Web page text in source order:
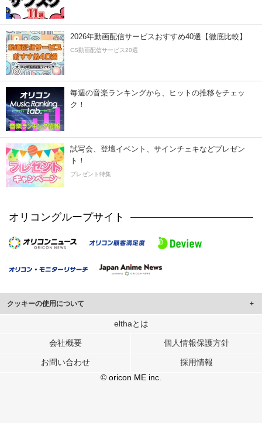
2026年動画配信サービスおすすめ40選【徹底比較】
CS動画配信サービス20選
毎週の音楽ランキングから、ヒットの推移をチェッ
ク！
試写会、登壇イベント、サインチェキなどプレゼン
ト！
プレゼント特集
オリコングループサイト
クッキーの使用について
このサイトでは Cookie を使用して、ユーザーに合わせたコンテンツや広告の
行っています。
メディアや広告配信、データ解析の各パートナーに提供しています。
各パートナーは、この情報とユーザーが各パートナーに提供した他の情報や、
ユーザーが各パートナーのサービスを使用したときに収集した他の情報を組み
elthaとは
会社概要 個人情報保護方針
お問い合わせ
採用情報
© oricon ME inc.